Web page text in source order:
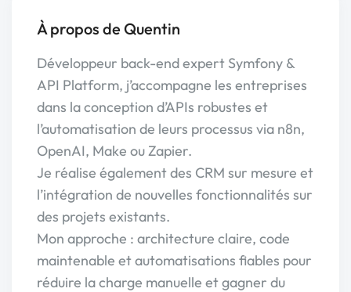
À propos de Quentin
Développeur back-end expert Symfony &
API Platform, j’accompagne les entreprises
dans la conception d’APIs robustes et
l’automatisation de leurs processus via n8n,
OpenAI, Make ou Zapier.
Je réalise également des CRM sur mesure et
l’intégration de nouvelles fonctionnalités sur
des projets existants.
Mon approche : architecture claire, code
maintenable et automatisations fiables pour
réduire la charge manuelle et gagner du